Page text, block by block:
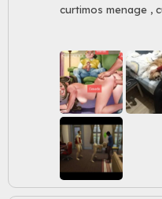
curtimos menage ,